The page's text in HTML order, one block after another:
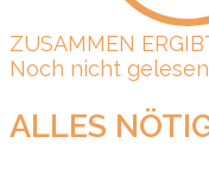
ZUSAMMEN
Noch nicht gelesen
ALLES